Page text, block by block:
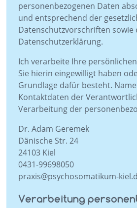
personenbezogenen Daten
und entsprechend der
Datenschutzvorschriften sowie
Datenschutzerklärung.
Ich verarbeite Ihre
Sie hierin eingewilligt haben
Grundlage dafür besteht.
Kontaktdaten der
Verarbeitung der
Dr. Adam Geremek
Dänische Str. 24
24103 Kiel
0431-99698050
praxis@psychosomatikum-
Verarbeitung